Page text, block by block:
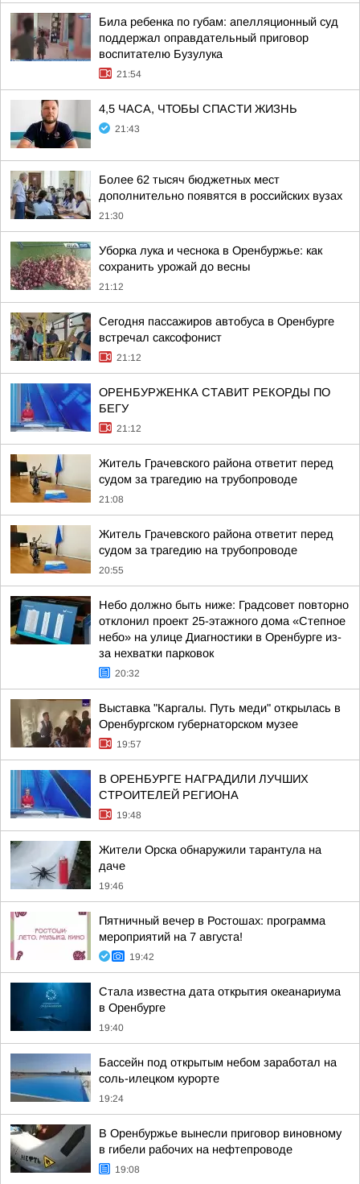
Била ребенка по губам: апелляционный суд
поддержал оправдательный приговор
воспитателю Бузулука
21:54
4,5 ЧАСА, ЧТОБЫ СПАСТИ ЖИЗНЬ
21:43
Более 62 тысяч бюджетных мест
дополнительно появятся в российских вузах
21:30
Уборка лука и чеснока в Оренбуржье: как
сохранить урожай до весны
21:12
Сегодня пассажиров автобуса в Оренбурге
встречал саксофонист
21:12
ОРЕНБУРЖЕНКА СТАВИТ РЕКОРДЫ ПО
БЕГУ
21:12
Житель Грачевского района ответит перед
судом за трагедию на трубопроводе
21:08
Житель Грачевского района ответит перед
судом за трагедию на трубопроводе
20:55
Небо должно быть ниже: Градсовет повторно
отклонил проект 25-этажного дома «Степное
небо» на улице Диагностики в Оренбурге из-
за нехватки парковок
20:32
Выставка "Каргалы. Путь меди" открылась в
Оренбургском губернаторском музее
19:57
В ОРЕНБУРГЕ НАГРАДИЛИ ЛУЧШИХ
СТРОИТЕЛЕЙ РЕГИОНА
19:48
Жители Орска обнаружили тарантула на
даче
19:46
Пятничный вечер в Ростошах: программа
мероприятий на 7 августа!
19:42
Стала известна дата открытия океанариума
в Оренбурге
19:40
Бассейн под открытым небом заработал на
соль-илецком курорте
19:24
В Оренбуржье вынесли приговор виновному
в гибели рабочих на нефтепроводе
19:08